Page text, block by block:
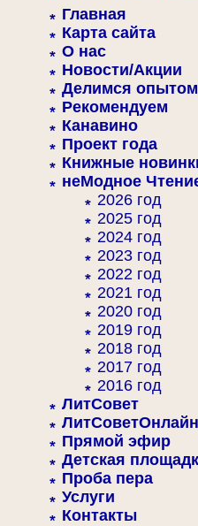
Главная
Карта сайта
О нас
Новости/Акции
Делимся опытом
Рекомендуем
Канавино
Проект года
Книжные
неМодное
2026 год
2025 год
2024 год
2023 год
2022 год
2021 год
2020 год
2019 год
2018 год
2017 год
2016 год
ЛитСовет
ЛитСоветОнлайн
Прямой эфир
Детская
Проба пера
Услуги
Контакты